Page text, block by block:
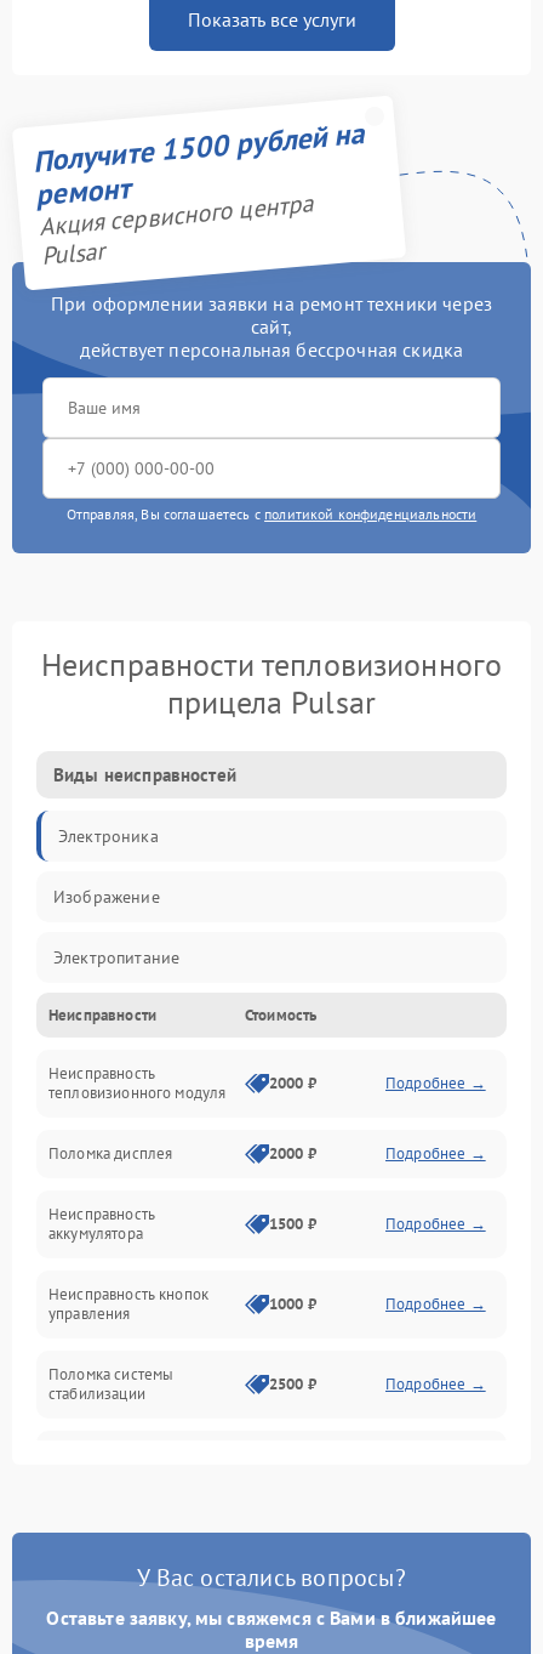
Показать все услуги
Получите 1500 рублей на
ремонт
Акция сервисного центра
Pulsar
При оформлении заявки на ремонт техники через
сайт,
действует персональная бессрочная скидка
Отправляя, Вы соглашаетесь с политикой конфиденциальности
Неисправности тепловизионного
прицела Pulsar
Виды неисправностей
Электроника
Изображение
Электропитание
Измерения
Матрица
Неисправности Стоимость
Неисправность
тепловизионного модуля
2000 ₽ Подробнее →
Поломка дисплея 2000 ₽ Подробнее →
Неисправность
аккумулятора
1500 ₽ Подробнее →
Неисправность кнопок
управления
1000 ₽ Подробнее →
Поломка системы
стабилизации
2500 ₽ Подробнее →
Неисправность системы
Поломка системы GPS 2000 ₽ Подробнее →
У Вас остались вопросы?
Оставьте заявку, мы свяжемся с Вами в ближайшее
время